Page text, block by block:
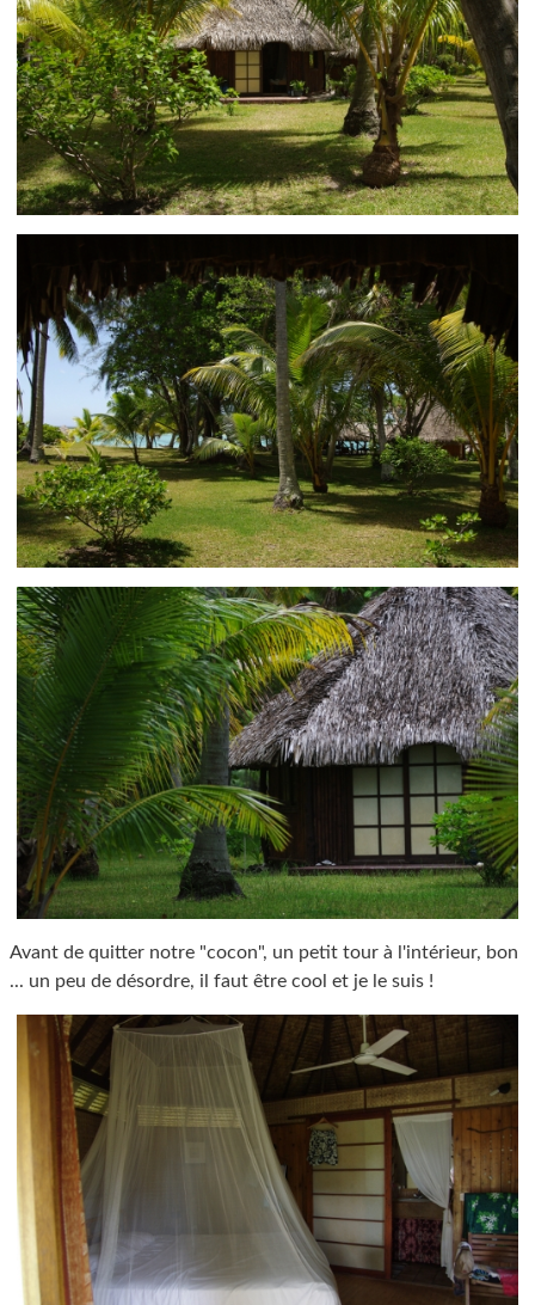
Avant de quitter notre "cocon", un petit tour à l'intérieur, bon
... un peu de désordre, il faut être cool et je le suis !